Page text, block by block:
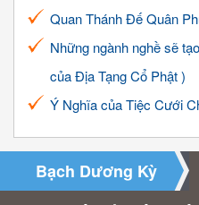
Quan Thánh Đế Quân
Những ngành nghề sẽ
của Địa Tạng Cổ Phật )
Ý Nghĩa của Tiệc Cưới
Bạch Dương Kỳ